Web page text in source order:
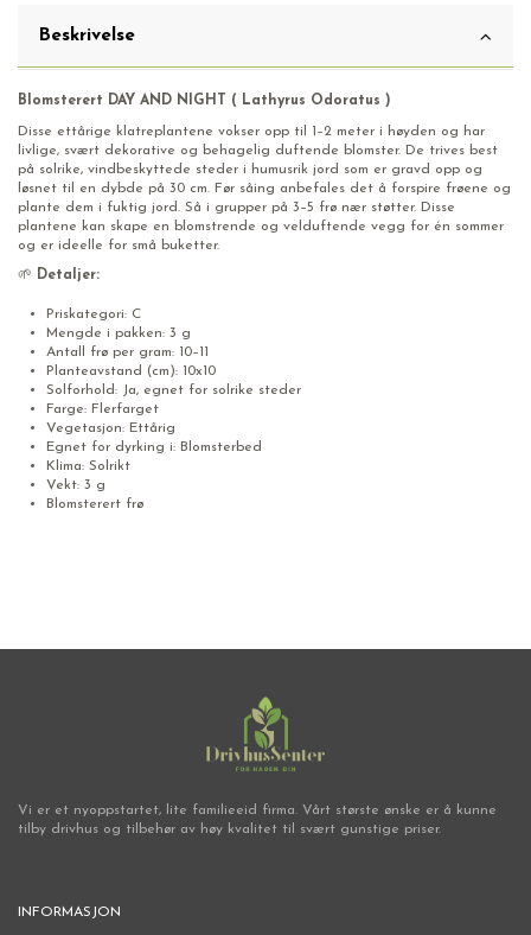
Beskrivelse
Blomsterert DAY AND NIGHT ( Lathyrus Odoratus )
Disse ettårige klatreplantene vokser opp til 1–2 meter i høyden og har
livlige, svært dekorative og behagelig duftende blomster. De trives best
på solrike, vindbeskyttede steder i humusrik jord som er gravd opp og
løsnet til en dybde på 30 cm. Før såing anbefales det å forspire frøene og
plante dem i fuktig jord. Så i grupper på 3–5 frø nær støtter. Disse
plantene kan skape en blomstrende og velduftende vegg for én sommer
og er ideelle for små buketter.
🌱 Detaljer:
Priskategori: C
Mengde i pakken: 3 g
Antall frø per gram: 10–11
Planteavstand (cm): 10x10
Solforhold: Ja, egnet for solrike steder
Farge: Flerfarget
Vegetasjon: Ettårig
Egnet for dyrking i: Blomsterbed
Klima: Solrikt
Vekt: 3 g
Blomsterert frø
Vi er et nyoppstartet, lite familieeid firma. Vårt største ønske er å kunne
tilby drivhus og tilbehør av høy kvalitet til svært gunstige priser.
INFORMASJON